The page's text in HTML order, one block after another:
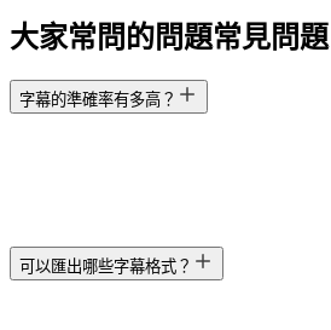
大家常問的問題常見問題
字幕的準確率有多高？
可以匯出哪些字幕格式？